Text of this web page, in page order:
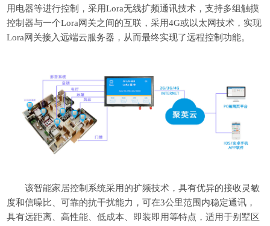
用电器等进行控制，采用Lora无线扩频通讯技术，支持多组触摸
控制器与一个Lora网关之间的互联，采用4G或以太网技术，实现
Lora网关接入远端云服务器，从而最终实现了远程控制功能。
该智能家居控制系统采用的扩频技术，具有优异的接收灵敏
度和信噪比、可靠的抗干扰能力，可在3公里范围内稳定通讯，
具有远距离、高性能、低成本、即装即用等特点，适用于别墅区